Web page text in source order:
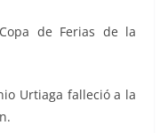
de Ferias de la
Urtiaga falleció a la